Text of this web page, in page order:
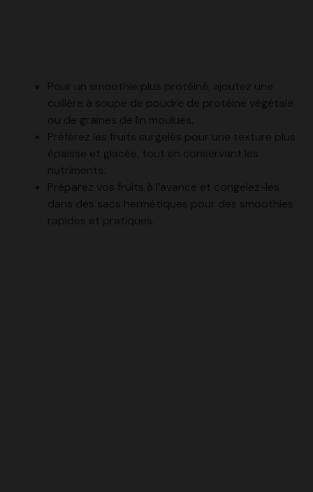
ou de graines de lin moulues.
Préférez les fruits surgelés pour une texture plus
épaisse et glacée, tout en conservant les
nutriments.
Préparez vos fruits à l’avance et congelez-les
dans des sacs hermétiques pour des smoothies
rapides et pratiques.